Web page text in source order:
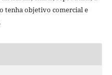
tenha objetivo comercial e